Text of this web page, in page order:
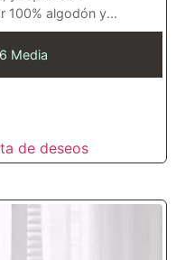
100% algodón y...
6 Media
de deseos